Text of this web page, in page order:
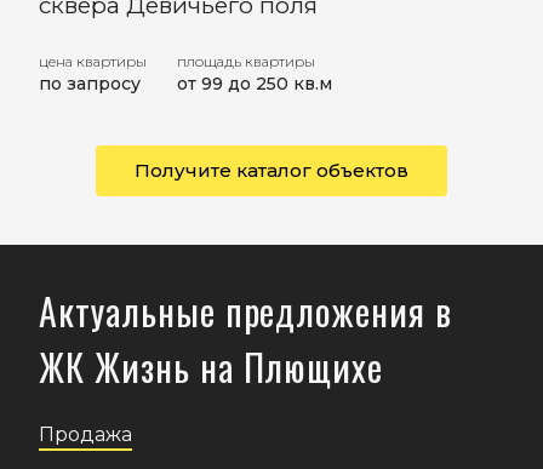
цена квартиры
по запросу
площадь квартиры
от 99 до 250 кв.м
Получите каталог объектов
Актуальные предложения в
ЖК Жизнь на Плющихе
Продажа